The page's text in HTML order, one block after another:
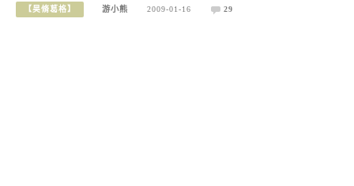
【昊脩葛格】 游小熊 2009-01-16 29